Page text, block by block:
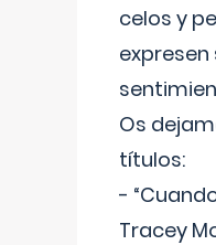
celos y
expresen
Os
títulos:
-
Tracey